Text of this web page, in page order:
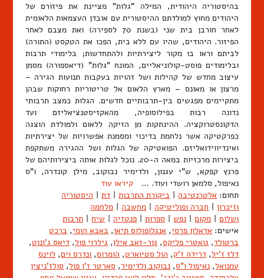
בהיסטוריה היהודית, המילה "גלות" מציינת את פיזורם של
היהודים מחוץ למולדתם ההיסטורית עם אובדן העצמאות הלאומית
לאחר חורבן בית שני (בשנת 70 לספירה) ואת מצבם לאחר
הפיזור. היהודים, שהיו עם ללא בית, הפכו את הטקסט (התורה)
לביתם וראו בו מקור ליצירתיות ולהתחדשות; בלימודי תרבות
ובלימודים פוסט-קולוניאליים, המונח "גלות" (דיאספורה) מסמן
עיצוב מחדש של קהילות ושל זהויות בעקבות תנועות הגירה –
מרצון או מאונס – מארץ הלאום אל טריטוריות רחוקות שבהן
מתקיימים מפגשים בין-תרבותיים חדשים. הגלות כמצב תרבותי
נדונה רבות בפילוסופיה, מהאקזיסטנציאליזם ועד
הדקונסטרוקציה. ההינתקות מן הזיקה ללאום ולמולדת הוצגה
כפרקטיקה אשר נלחמת בדיכוי ומסמנת אפשרויות של יצירתיות
ואינדיווידואליזם. הפואטיקה של הגלות ושל ההגירה משתקפת
ביצירות מרכזיות במאה ה-20. נוכל לגלות אותה ביצירותיהם של
פרנץ קפקא, ש"י עגנון, ולדימיר נבוקוב, מילן קונדרה, ו"ס
נאיפול, סלמאן רושדי ועוד. … קיראו עוד
תחום: אלטרנטיבה ביקורת התרבות דת
היסטוריה
וזיכרון
חברה ופוליטיקה מחשבה
מלחמה
ושלום
מקום נפש ספרות פנטזיה שיח
תרבות
אישים: אדאלון פרסי, אנגלופולוס תיאו, באבא הומי, ברכט
ברטולד, גואטרי פליקס, גור-זאב אילן, גילרוי פול, דיאס ג'ונוט,
דלז ז'יל, דרידה ז'ק, הול סטיוארט, הומרוס, ונדרס וים, לוינס
עמנואל, נאיפול ו"ס, נבוקוב ולדימיר, סארטר ז'ן פול, סולז'ניצין